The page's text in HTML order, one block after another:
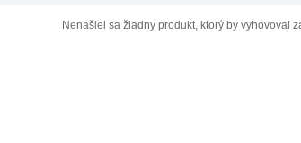
Nenašiel sa žiadny produkt, ktorý by vyhovoval